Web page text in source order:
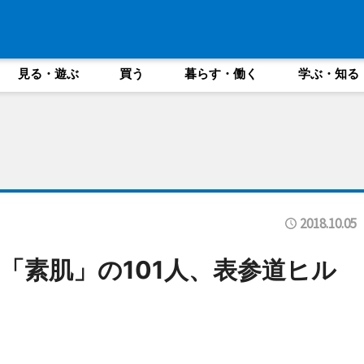
見る・遊ぶ 買う 暮らす・働く 学ぶ・知る
2018.10.05
素肌」の101人、表参道ヒル